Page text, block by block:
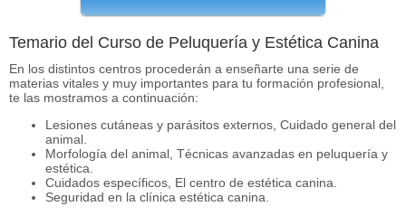
Temario del Curso de Peluquería y Estética Canina
En los distintos centros procederán a enseñarte una serie de
materias vitales y muy importantes para tu formación profesional,
te las mostramos a continuación:
Lesiones cutáneas y parásitos externos, Cuidado general del
animal.
Morfología del animal, Técnicas avanzadas en peluquería y
estética.
Cuidados específicos, El centro de estética canina.
Seguridad en la clínica estética canina.